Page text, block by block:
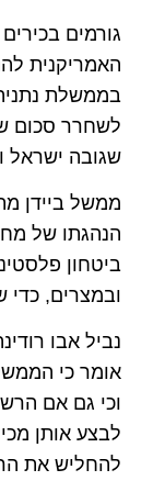
גורמים
האמריקנית
בממשלת
שגובה ישראל
ממשל ביידן
הנהגתו של
ביטחון
ובמצרים, כדי
נביל אבו
אומר כי
וכי גם אם
לבצע אותן
להחליש את